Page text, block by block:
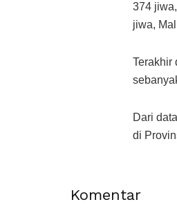
374
jiwa,
Terakhir
Dari
di
Komentar